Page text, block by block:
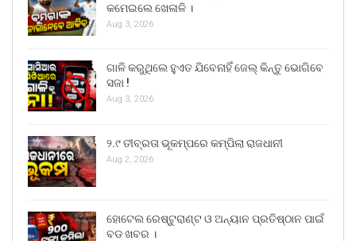
କମେଇଲେ ଖେଳାଳି ।
Aug 3, 2026
ଗାଳି କରୁଥିଲେ ହୁଏତ ଯିବେନାହିଁ ଜେଲ୍ କିନ୍ତୁ ଭୋଗିବେ
ସଜା !
Aug 3, 2026
୨.୯ ତୀବ୍ରତା ଭୂକମ୍ପରେ କମ୍ପିଲା ରାଜଧାନୀ
Aug 2, 2026
ହୋଟେଲ ରେଷ୍ଟୁରାଣ୍ଟ ଓ ଅନ୍ୟାନ ପ୍ରତିଷ୍ଠାନ ପାଇଁ
ବଡ ଖବର ।